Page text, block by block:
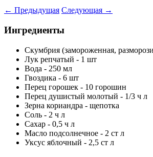
← Предыдущая Следующая →
Ингредиенты
Скумбрия (замороженная,
Лук репчатый - 1 шт
Вода - 250 мл
Гвоздика - 6 шт
Перец горошек - 10 горошин
Перец душистый молотый - 1/3 ч л
Зерна кориандра - щепотка
Соль - 2 ч л
Сахар - 0,5 ч л
Масло подсолнечное - 2 ст л
Уксус яблочный - 2,5 ст л